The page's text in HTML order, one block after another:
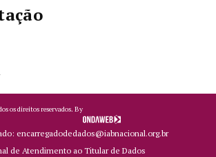
os direitos reservados. By
encarregadodedados@iabnacional.org.br
de Atendimento ao Titular de Dados